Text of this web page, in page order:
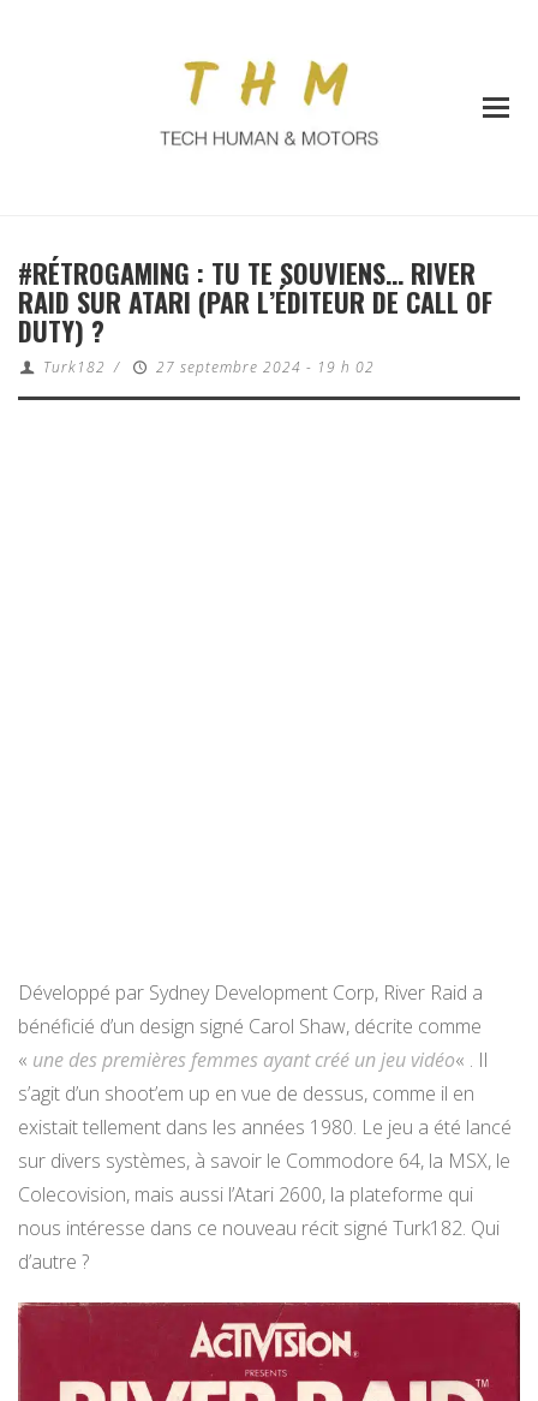
#RÉTROGAMING : TU TE SOUVIENS… RIVER
RAID SUR ATARI (PAR L’ÉDITEUR DE CALL OF
DUTY) ?
Turk182 / 27 septembre 2024 - 19 h 02
Développé par Sydney Development Corp, River Raid a
bénéficié d’un design signé Carol Shaw, décrite comme
« une des premières femmes ayant créé un jeu vidéo« . Il
s’agit d’un shoot’em up en vue de dessus, comme il en
existait tellement dans les années 1980. Le jeu a été lancé
sur divers systèmes, à savoir le Commodore 64, la MSX, le
Colecovision, mais aussi l’Atari 2600, la plateforme qui
nous intéresse dans ce nouveau récit signé Turk182. Qui
d’autre ?